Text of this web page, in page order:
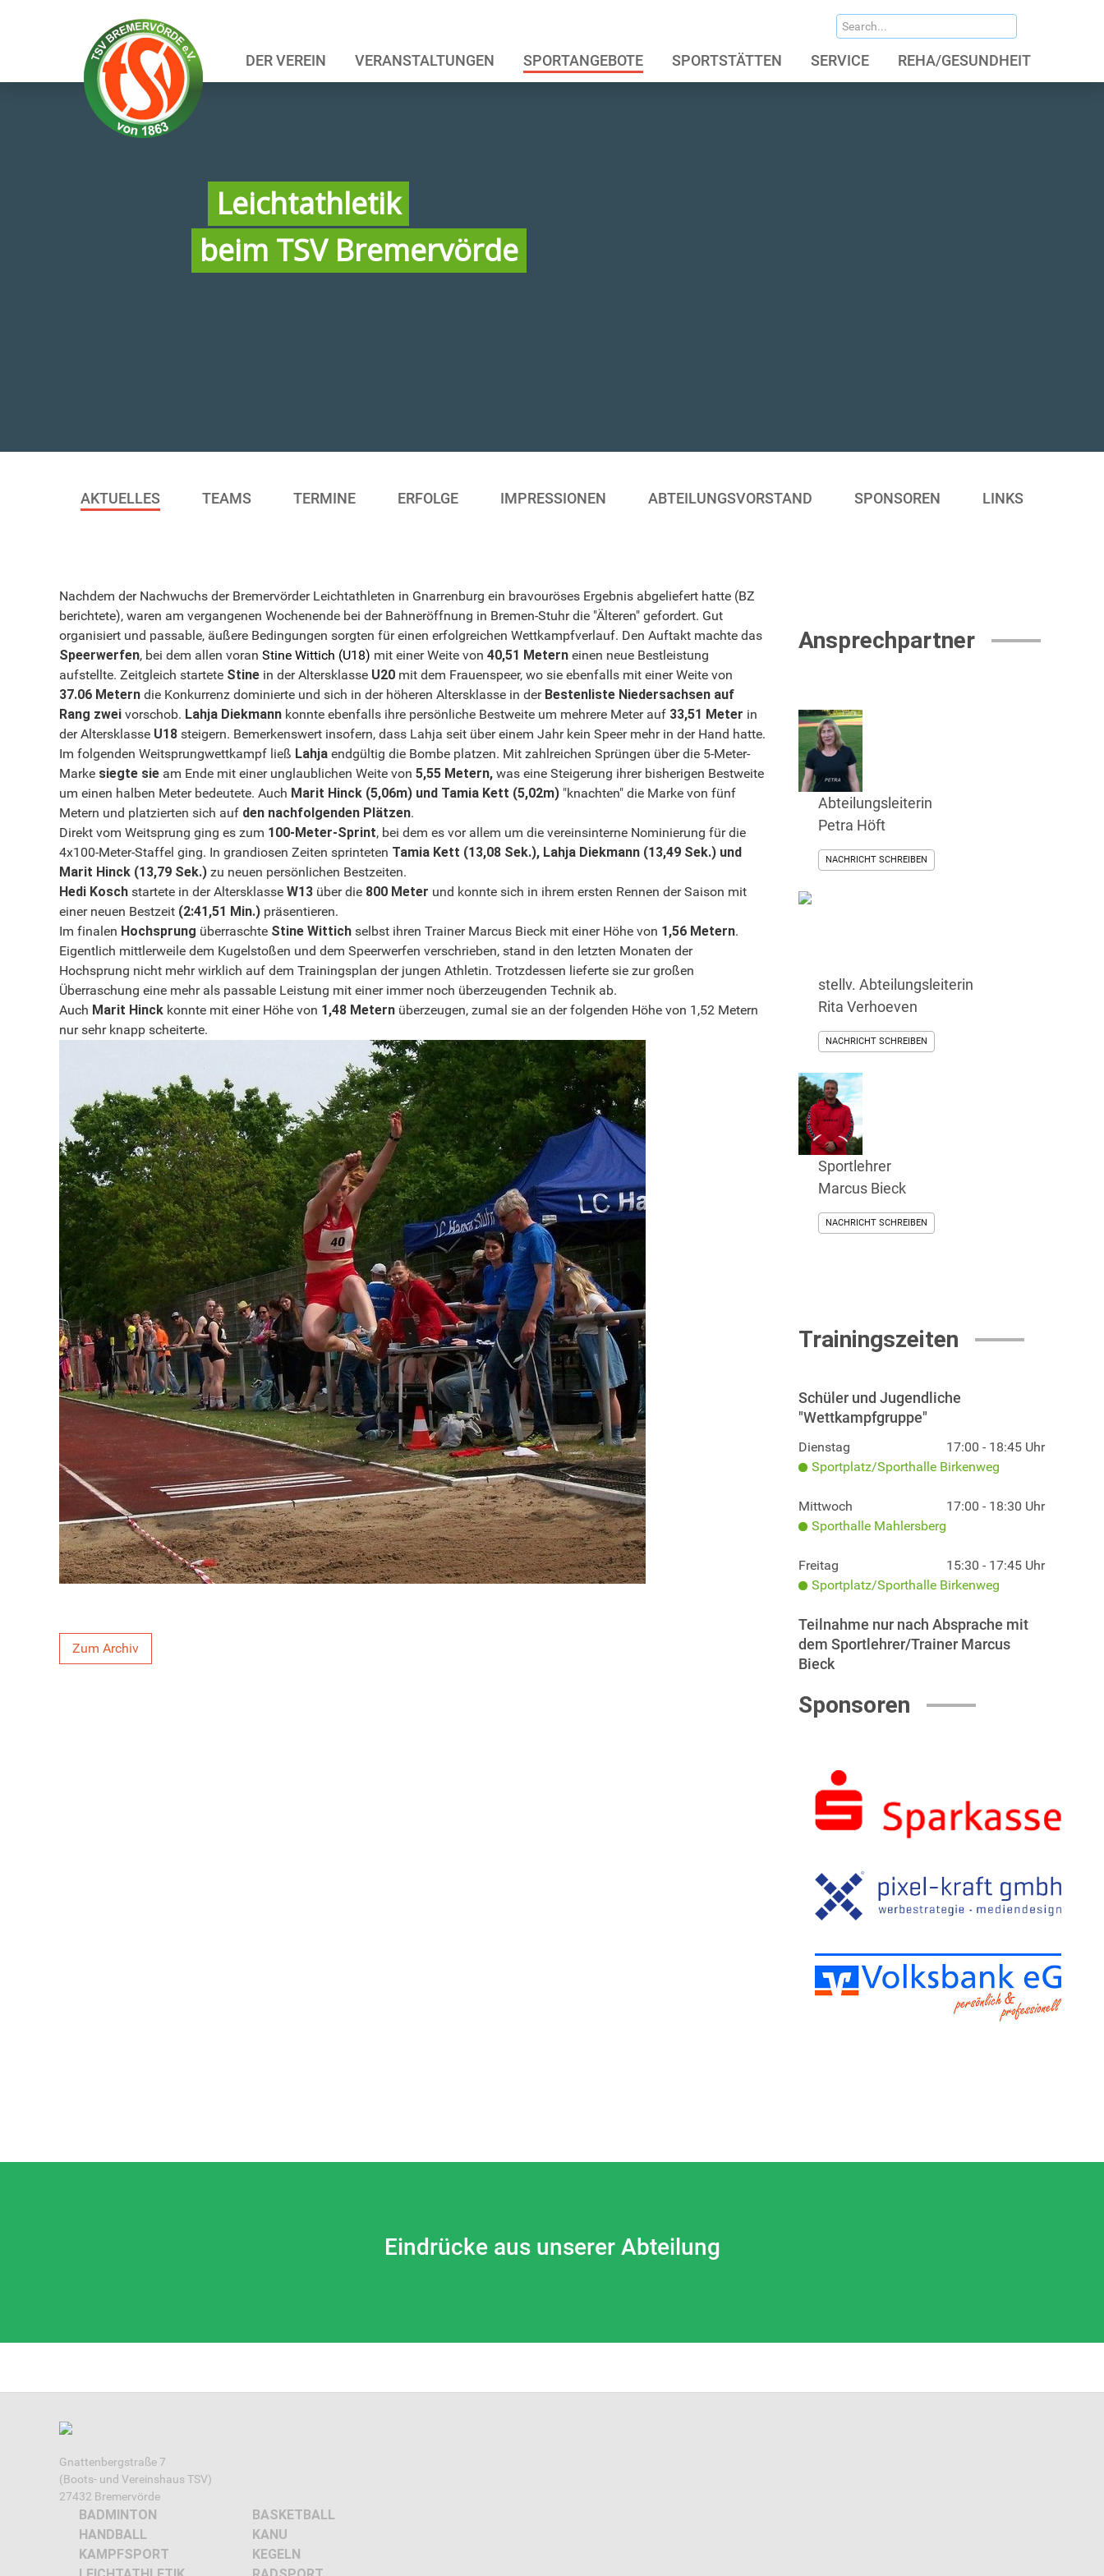
DER VEREIN VERANSTALTUNGEN SPORTANGEBOTE SPORTSTÄTTEN SERVICE REHA/GESUNDHEIT
Leichtathletik
beim TSV Bremervörde
AKTUELLES TEAMS TERMINE ERFOLGE IMPRESSIONEN ABTEILUNGSVORSTAND SPONSOREN LINKS
Nachdem der Nachwuchs der Bremervörder Leichtathleten in Gnarrenburg ein bravouröses Ergebnis abgeliefert hatte (BZ
berichtete), waren am vergangenen Wochenende bei der Bahneröffnung in Bremen-Stuhr die "Älteren" gefordert. Gut
organisiert und passable, äußere Bedingungen sorgten für einen erfolgreichen Wettkampfverlauf. Den Auftakt machte das
Speerwerfen, bei dem allen voran Stine Wittich (U18) mit einer Weite von 40,51 Metern einen neue Bestleistung
aufstellte. Zeitgleich startete Stine in der Altersklasse U20 mit dem Frauenspeer, wo sie ebenfalls mit einer Weite von
37.06 Metern die Konkurrenz dominierte und sich in der höheren Altersklasse in der Bestenliste Niedersachsen auf
Rang zwei vorschob. Lahja Diekmann konnte ebenfalls ihre persönliche Bestweite um mehrere Meter auf 33,51 Meter in
der Altersklasse U18 steigern. Bemerkenswert insofern, dass Lahja seit über einem Jahr kein Speer mehr in der Hand hatte.
Im folgenden Weitsprungwettkampf ließ Lahja endgültig die Bombe platzen. Mit zahlreichen Sprüngen über die 5-Meter-
Marke siegte sie am Ende mit einer unglaublichen Weite von 5,55 Metern, was eine Steigerung ihrer bisherigen Bestweite
um einen halben Meter bedeutete. Auch Marit Hinck (5,06m) und Tamia Kett (5,02m) "knachten" die Marke von fünf
Metern und platzierten sich auf den nachfolgenden Plätzen.
Direkt vom Weitsprung ging es zum 100-Meter-Sprint, bei dem es vor allem um die vereinsinterne Nominierung für die
4x100-Meter-Staffel ging. In grandiosen Zeiten sprinteten Tamia Kett (13,08 Sek.), Lahja Diekmann (13,49 Sek.) und
Marit Hinck (13,79 Sek.) zu neuen persönlichen Bestzeiten.
Hedi Kosch startete in der Altersklasse W13 über die 800 Meter und konnte sich in ihrem ersten Rennen der Saison mit
einer neuen Bestzeit (2:41,51 Min.) präsentieren.
Im finalen Hochsprung überraschte Stine Wittich selbst ihren Trainer Marcus Bieck mit einer Höhe von 1,56 Metern.
Eigentlich mittlerweile dem Kugelstoßen und dem Speerwerfen verschrieben, stand in den letzten Monaten der
Hochsprung nicht mehr wirklich auf dem Trainingsplan der jungen Athletin. Trotzdessen lieferte sie zur großen
Überraschung eine mehr als passable Leistung mit einer immer noch überzeugenden Technik ab.
Auch Marit Hinck konnte mit einer Höhe von 1,48 Metern überzeugen, zumal sie an der folgenden Höhe von 1,52 Metern
nur sehr knapp scheiterte.
Zum Archiv
Ansprechpartner
Abteilungsleiterin
Petra Höft
NACHRICHT SCHREIBEN
stellv. Abteilungsleiterin
Rita Verhoeven
NACHRICHT SCHREIBEN
Sportlehrer
Marcus Bieck
NACHRICHT SCHREIBEN
Trainingszeiten
Schüler und Jugendliche
"Wettkampfgruppe"
Dienstag
17:00 - 18:45 Uhr
Sportplatz/Sporthalle Birkenweg
Mittwoch
17:00 - 18:30 Uhr
Sporthalle Mahlersberg
Freitag
15:30 - 17:45 Uhr
Sportplatz/Sporthalle Birkenweg
Teilnahme nur nach Absprache mit
dem Sportlehrer/Trainer Marcus
Bieck
Sponsoren
Eindrücke aus unserer Abteilung
Gnattenbergstraße 7
(Boots- und Vereinshaus TSV)
27432 Bremervörde
BADMINTON
BASKETBALL
HANDBALL
KANU
KAMPFSPORT
KEGELN